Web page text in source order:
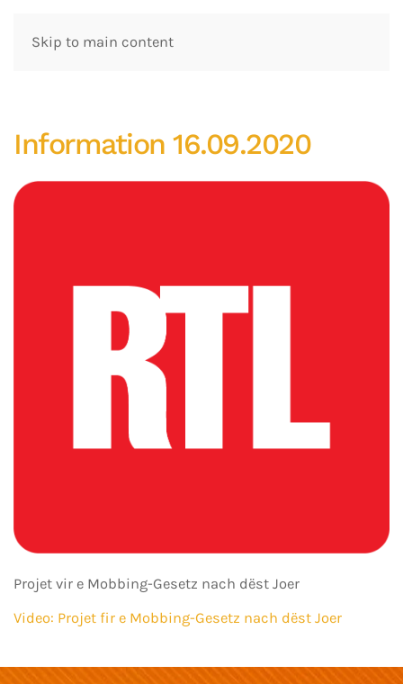
Skip to main content
Information 16.09.2020
Projet vir e Mobbing-Gesetz nach dëst Joer
Video: Projet fir e Mobbing-Gesetz nach dëst Joer